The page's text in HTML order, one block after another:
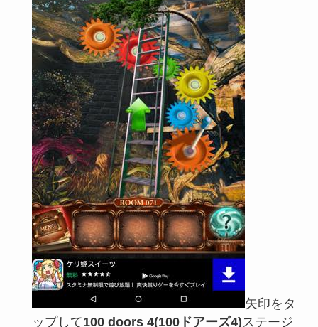
矢印をタ
ップして100 doors 4(100ドアーズ4)ステージ